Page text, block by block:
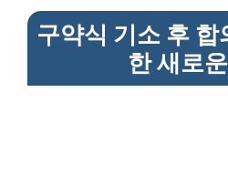
구약식 기소 후 합
한 새로